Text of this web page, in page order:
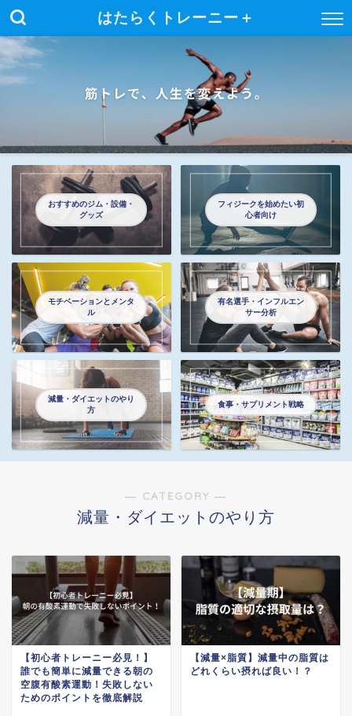
はたらくトレーニー＋
おすすめのジム・設備・
グッズ
フィジークを始めたい初
心者向け
モチベーションとメンタ
ル
有名選手・インフルエン
サー分析
減量・ダイエットのやり
方
食事・サプリメント戦略
― CATEGORY ―
減量・ダイエットのやり方
【初心者トレーニー必見！】
誰でも簡単に減量できる朝の
空腹有酸素運動！失敗しない
ためのポイントを徹底解説
【減量×脂質】減量中の脂質は
どれくらい摂れば良い！？